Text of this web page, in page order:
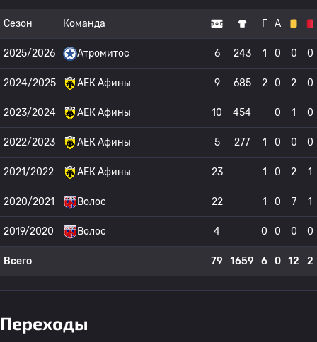
Сезон Команда Г А
2025/2026 Атромитос 6 243 1 0 0 0
2024/2025 АЕК Афины 9 685 2 0 2 0
2023/2024 АЕК Афины 10 454 0 1 0
2022/2023 АЕК Афины 5 277 1 0 0 0
2021/2022 АЕК Афины 23 1 0 2 1
2020/2021 Волос 22 1 0 7 1
2019/2020 Волос 4 0 0 0 0
Всего 79 1659 6 0 12 2
Переходы